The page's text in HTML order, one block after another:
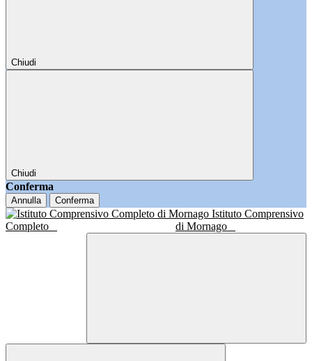
Chiudi
Chiudi
Conferma
Annulla Conferma
Istituto Comprensivo
Completo
di Mornago